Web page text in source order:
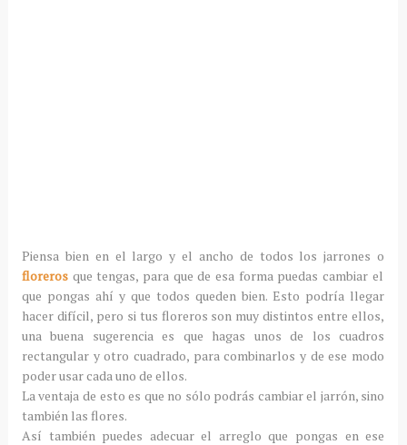
Piensa bien en el largo y el ancho de todos los jarrones o
florerosque tengas, para que de esa forma puedas cambiar el
que pongas ahí y que todos queden bien. Esto podría llegar
hacer difícil, pero si tus floreros son muy distintos entre ellos,
una buena sugerencia es que hagas unos de los cuadros
rectangular y otro cuadrado, para combinarlos y de ese modo
poder usar cada uno de ellos.
La ventaja de esto es que no sólo podrás cambiar el jarrón, sino
también las flores.
Así también puedes adecuar el arreglo que pongas en ese